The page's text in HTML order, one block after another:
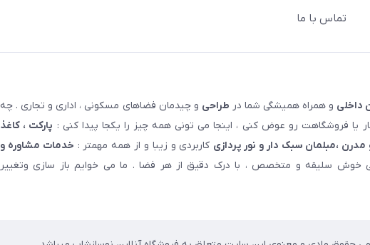
تماس با ما
داخلی و همراه همیشگی شما در طراحی و چیدمان فضاهای مسکونی ، اداری و تجاری . چه
یا فروشگاهت رو عوض کنی ، اینجا می تونی همه چیز را یکجا پیدا کنی : پارکت ، کاغذ
،مبلمان سبک دار و نور پردازی کاربردی و زیبا و از همه مهمتر : خدمات مشاوره و
سلیقه و متخصص ، با درک دقیق از هر فضا . ما می خوایم باز سازی وتغییر